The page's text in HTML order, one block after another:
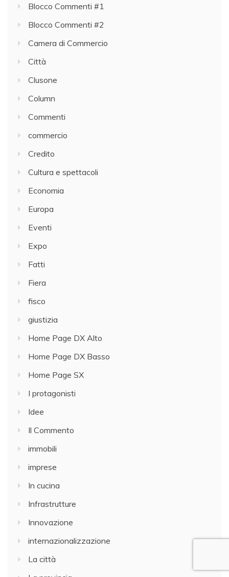
Blocco Commenti #1
Blocco Commenti #2
Camera di Commercio
Città
Clusone
Column
Commenti
commercio
Credito
Cultura e spettacoli
Economia
Europa
Eventi
Expo
Fatti
Fiera
fisco
giustizia
Home Page DX Alto
Home Page DX Basso
Home Page SX
I protagonisti
Idee
Il Commento
immobili
imprese
In cucina
Infrastrutture
Innovazione
internazionalizzazione
La città